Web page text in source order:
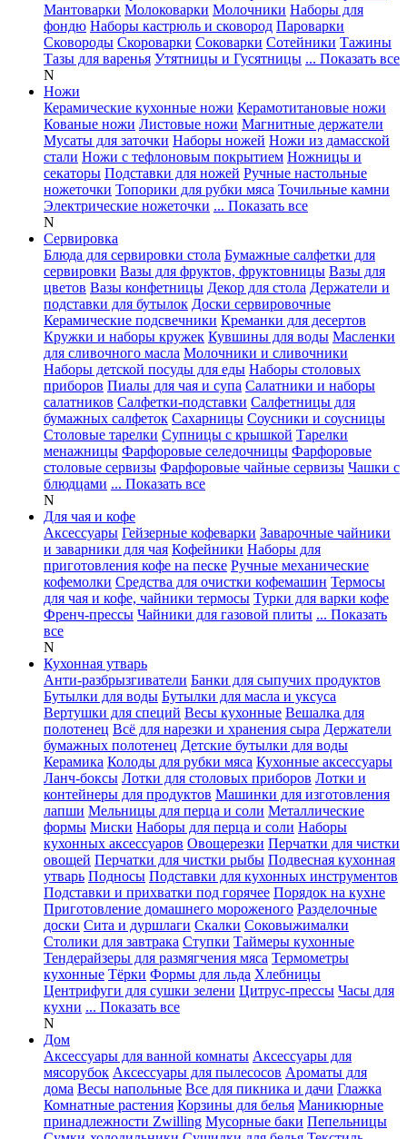
Мантоварки Молоковарки Молочники Наборы для
фондю Наборы кастрюль и сковород Пароварки
Сковороды Скороварки Соковарки Сотейники Тажины
Тазы для варенья Утятницы и Гусятницы ... Показать все
N
Ножи
Керамические кухонные ножи Керамотитановые ножи
Кованые ножи Листовые ножи Магнитные держатели
Мусаты для заточки Наборы ножей Ножи из дамасской
стали Ножи с тефлоновым покрытием Ножницы и
секаторы Подставки для ножей Ручные настольные
ножеточки Топорики для рубки мяса Точильные камни
Электрические ножеточки ... Показать все
N
Сервировка
Блюда для сервировки стола Бумажные салфетки для
сервировки Вазы для фруктов, фруктовницы Вазы для
цветов Вазы конфетницы Декор для стола Держатели и
подставки для бутылок Доски сервировочные
Керамические подсвечники Креманки для десертов
Кружки и наборы кружек Кувшины для воды Масленки
для сливочного масла Молочники и сливочники
Наборы детской посуды для еды Наборы столовых
приборов Пиалы для чая и супа Салатники и наборы
салатников Салфетки-подставки Салфетницы для
бумажных салфеток Сахарницы Соусники и соусницы
Столовые тарелки Супницы с крышкой Тарелки
менажницы Фарфоровые селедочницы Фарфоровые
столовые сервизы Фарфоровые чайные сервизы Чашки с
блюдцами ... Показать все
N
Для чая и кофе
Аксессуары Гейзерные кофеварки Заварочные чайники
и заварники для чая Кофейники Наборы для
приготовления кофе на песке Ручные механические
кофемолки Средства для очистки кофемашин Термосы
для чая и кофе, чайники термосы Турки для варки кофе
Френч-прессы Чайники для газовой плиты ... Показать
все
N
Кухонная утварь
Анти-разбрызгиватели Банки для сыпучих продуктов
Бутылки для воды Бутылки для масла и уксуса
Вертушки для специй Весы кухонные Вешалка для
полотенец Всё для нарезки и хранения сыра Держатели
бумажных полотенец Детские бутылки для воды
Керамика Колоды для рубки мяса Кухонные аксессуары
Ланч-боксы Лотки для столовых приборов Лотки и
контейнеры для продуктов Машинки для изготовления
лапши Мельницы для перца и соли Металлические
формы Миски Наборы для перца и соли Наборы
кухонных аксессуаров Овощерезки Перчатки для чистки
овощей Перчатки для чистки рыбы Подвесная кухонная
утварь Подносы Подставки для кухонных инструментов
Подставки и прихватки под горячее Порядок на кухне
Приготовление домашнего мороженого Разделочные
доски Сита и дуршлаги Скалки Соковыжималки
Столики для завтрака Ступки Таймеры кухонные
Тендерайзеры для размягчения мяса Термометры
кухонные Тёрки Формы для льда Хлебницы
Центрифуги для сушки зелени Цитрус-прессы Часы для
кухни ... Показать все
N
Дом
Аксессуары для ванной комнаты Аксессуары для
мясорубок Аксессуары для пылесосов Ароматы для
дома Весы напольные Все для пикника и дачи Глажка
Комнатные растения Корзины для белья Маникюрные
принадлежности Zwilling Мусорные баки Пепельницы